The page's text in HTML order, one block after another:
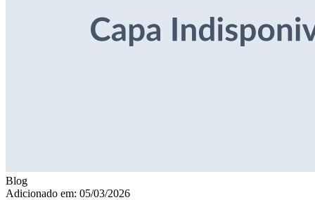
Blog
Adicionado em: 05/03/2026